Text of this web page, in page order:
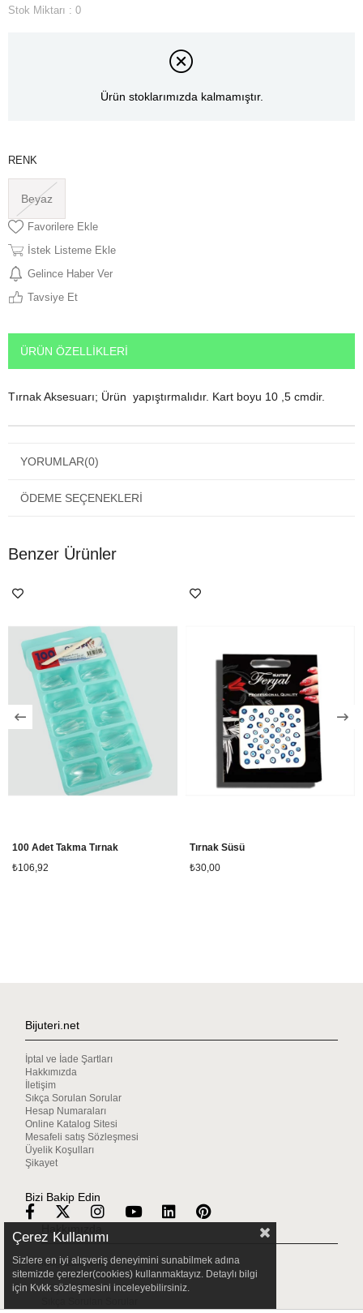
Stok Miktarı : 0
Ürün stoklarımızda kalmamıştır.
RENK
Beyaz
Favorilere Ekle
İstek Listeme Ekle
Gelince Haber Ver
Tavsiye Et
ÜRÜN ÖZELLIKLERI
Tırnak Aksesuarı; Ürün yapıştırmalıdır. Kart boyu 10 ,5 cmdir.
YORUMLAR(0)
ÖDEME SEÇENEKLERI
Benzer Ürünler
100 Adet Takma Tırnak
₺106,92
Tırnak Süsü
₺30,00
Bijuteri.net
İptal ve İade Şartları
Hakkımızda
İletişim
Sıkça Sorulan Sorular
Hesap Numaraları
Online Katalog Sitesi
Mesafeli satış Sözleşmesi
Üyelik Koşulları
Şikayet
Bizi Bakip Edin
Hakkımızda
Mağazalarımız
Gizlilik & Güvenlik
Müşteri Hizmetleri
Çerez Kullanımı
Sizlere en iyi alışveriş deneyimini sunabilmek adına
sitemizde çerezler(cookies) kullanmaktayız. Detaylı bilgi
için Kvkk sözleşmesini inceleyebilirsiniz.